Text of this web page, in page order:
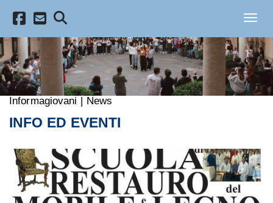
Informagiovani | News
INFO ED EVENTI